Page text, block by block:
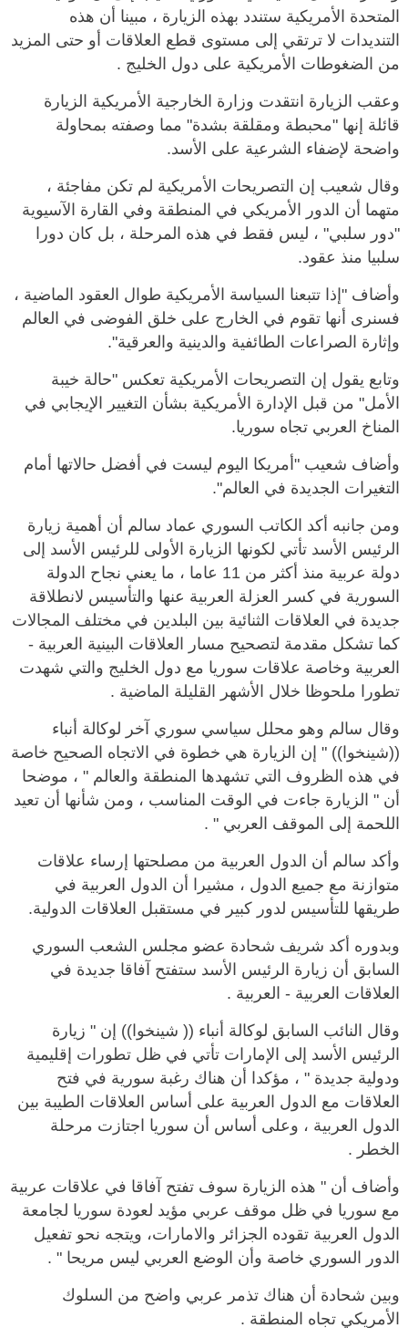
المتحدة الأمريكية ستندد بهذه الزيارة ، مبينا أن هذه
التنديدات لا ترتقي إلى مستوى قطع العلاقات أو حتى المزيد
من الضغوطات الأمريكية على دول الخليج .
وعقب الزيارة انتقدت وزارة الخارجية الأمريكية الزيارة
قائلة إنها "محبطة ومقلقة بشدة" مما وصفته بمحاولة
واضحة لإضفاء الشرعية على الأسد.
وقال شعيب إن التصريحات الأمريكية لم تكن مفاجئة ،
متهما أن الدور الأمريكي في المنطقة وفي القارة الآسيوية
"دور سلبي" ، ليس فقط في هذه المرحلة ، بل كان دورا
سلبيا منذ عقود.
وأضاف "إذا تتبعنا السياسة الأمريكية طوال العقود الماضية ،
فسنرى أنها تقوم في الخارج على خلق الفوضى في العالم
وإثارة الصراعات الطائفية والدينية والعرقية".
وتابع يقول إن التصريحات الأمريكية تعكس "حالة خيبة
الأمل" من قبل الإدارة الأمريكية بشأن التغيير الإيجابي في
المناخ العربي تجاه سوريا.
وأضاف شعيب "أمريكا اليوم ليست في أفضل حالاتها أمام
التغيرات الجديدة في العالم".
ومن جانبه أكد الكاتب السوري عماد سالم أن أهمية زيارة
الرئيس الأسد تأتي لكونها الزيارة الأولى للرئيس الأسد إلى
دولة عربية منذ أكثر من 11 عاما ، ما يعني نجاح الدولة
السورية في كسر العزلة العربية عنها والتأسيس لانطلاقة
جديدة في العلاقات الثنائية بين البلدين في مختلف المجالات
كما تشكل مقدمة لتصحيح مسار العلاقات البينية العربية -
العربية وخاصة علاقات سوريا مع دول الخليج والتي شهدت
تطورا ملحوظا خلال الأشهر القليلة الماضية .
وقال سالم وهو محلل سياسي سوري آخر لوكالة أنباء
((شينخوا)) " إن الزيارة هي خطوة في الاتجاه الصحيح خاصة
في هذه الظروف التي تشهدها المنطقة والعالم " ، موضحا
أن " الزيارة جاءت في الوقت المناسب ، ومن شأنها أن تعيد
اللحمة إلى الموقف العربي " .
وأكد سالم أن الدول العربية من مصلحتها إرساء علاقات
متوازنة مع جميع الدول ، مشيرا أن الدول العربية في
طريقها للتأسيس لدور كبير في مستقبل العلاقات الدولية.
وبدوره أكد شريف شحادة عضو مجلس الشعب السوري
السابق أن زيارة الرئيس الأسد ستفتح آفاقا جديدة في
العلاقات العربية - العربية .
وقال النائب السابق لوكالة أنباء (( شينخوا)) إن " زيارة
الرئيس الأسد إلى الإمارات تأتي في ظل تطورات إقليمية
ودولية جديدة " ، مؤكدا أن هناك رغبة سورية في فتح
العلاقات مع الدول العربية على أساس العلاقات الطيبة بين
الدول العربية ، وعلى أساس أن سوريا اجتازت مرحلة
الخطر .
وأضاف أن " هذه الزيارة سوف تفتح آفاقا في علاقات عربية
مع سوريا في ظل موقف عربي مؤيد لعودة سوريا لجامعة
الدول العربية تقوده الجزائر والامارات، ويتجه نحو تفعيل
الدور السوري خاصة وأن الوضع العربي ليس مريحا " .
وبين شحادة أن هناك تذمر عربي واضح من السلوك
الأمريكي تجاه المنطقة .